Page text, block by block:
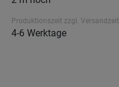
Produktionszeit zzgl. Versandzeit
4-6 Werktage